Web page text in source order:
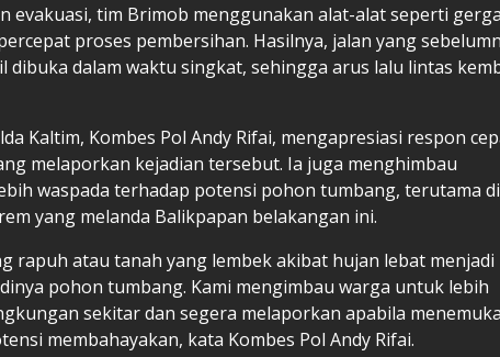
evakuasi, tim Brimob menggunakan alat-alat seperti
proses pembersihan. Hasilnya, jalan yang
dibuka dalam waktu singkat, sehingga arus lalu lintas
Kaltim, Kombes Pol Andy Rifai, mengapresiasi respon
melaporkan kejadian tersebut. Ia juga menghimbau
waspada terhadap potensi pohon tumbang, terutama di
yang melanda Balikpapan belakangan ini.
rapuh atau tanah yang lembek akibat hujan lebat menjadi
pohon tumbang. Kami mengimbau warga untuk lebih
sekitar dan segera melaporkan apabila
membahayakan, kata Kombes Pol Andy Rifai.